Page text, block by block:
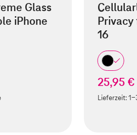
Glass
iPhone
Privacy
16
25,95 €
Lieferzeit:1-